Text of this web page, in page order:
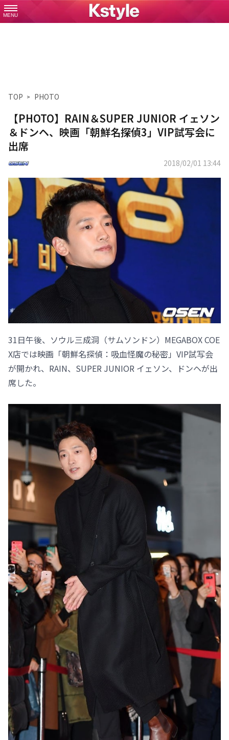
MENU
TOP PHOTO
【PHOTO】RAIN＆SUPER JUNIOR イェソン
＆ドンヘ、映画「朝鮮名探偵3」VIP試写会に
出席
2018/02/01 13:44
31日午後、ソウル三成洞（サムソンドン）MEGABOX COE
X店では映画「朝鮮名探偵：吸血怪魔の秘密」VIP試写会
が開かれ、RAIN、SUPER JUNIOR イェソン、ドンヘが出
席した。